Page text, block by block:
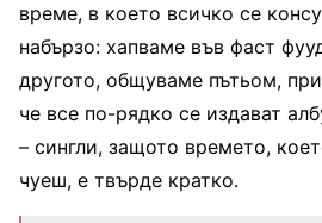
време, в което всичко се
набързо: хапваме във фаст
другото, общуваме пътьом,
че все по-рядко се издават
– сингли, защото времето,
чуеш, е твърде кратко.